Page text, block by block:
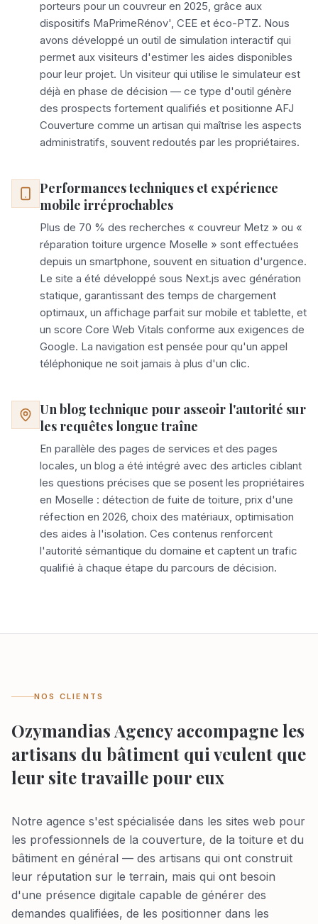
porteurs pour un couvreur en 2025, grâce aux
dispositifs MaPrimeRénov', CEE et éco-PTZ. Nous
avons développé un outil de simulation interactif qui
permet aux visiteurs d'estimer les aides disponibles
pour leur projet. Un visiteur qui utilise le simulateur est
déjà en phase de décision — ce type d'outil génère
des prospects fortement qualifiés et positionne AFJ
Couverture comme un artisan qui maîtrise les aspects
administratifs, souvent redoutés par les propriétaires.
Performances techniques et expérience
mobile irréprochables
Plus de 70 % des recherches « couvreur Metz » ou «
réparation toiture urgence Moselle » sont effectuées
depuis un smartphone, souvent en situation d'urgence.
Le site a été développé sous Next.js avec génération
statique, garantissant des temps de chargement
optimaux, un affichage parfait sur mobile et tablette, et
un score Core Web Vitals conforme aux exigences de
Google. La navigation est pensée pour qu'un appel
téléphonique ne soit jamais à plus d'un clic.
Un blog technique pour asseoir l'autorité sur
les requêtes longue traîne
En parallèle des pages de services et des pages
locales, un blog a été intégré avec des articles ciblant
les questions précises que se posent les propriétaires
en Moselle : détection de fuite de toiture, prix d'une
réfection en 2026, choix des matériaux, optimisation
des aides à l'isolation. Ces contenus renforcent
l'autorité sémantique du domaine et captent un trafic
qualifié à chaque étape du parcours de décision.
NOS CLIENTS
Ozymandias Agency accompagne les
artisans du bâtiment qui veulent que
leur site travaille pour eux
Notre agence s'est spécialisée dans les sites web pour
les professionnels de la couverture, de la toiture et du
bâtiment en général — des artisans qui ont construit
leur réputation sur le terrain, mais qui ont besoin
d'une présence digitale capable de générer des
demandes qualifiées, de les positionner dans les